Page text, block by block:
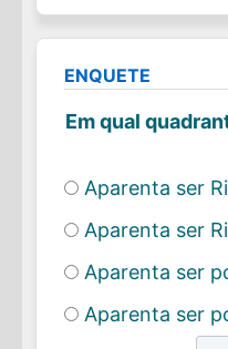
ENQUETE
Em qual
Aparenta ser
Aparenta ser
Aparenta ser
Aparenta ser